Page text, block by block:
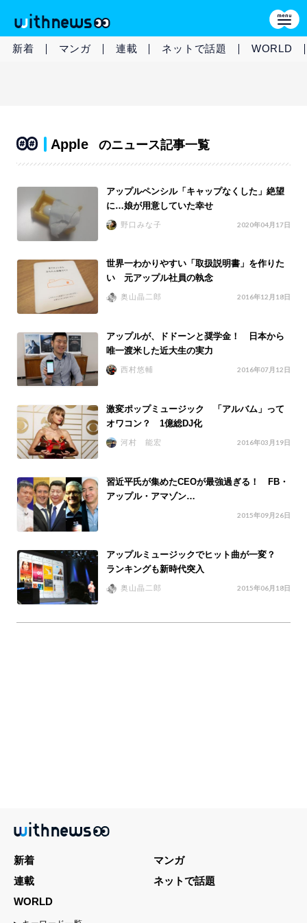
新着 マンガ 連載 ネットで話題 WORLD
Apple のニュース記事一覧
アップルペンシル「キャップなくした」絶望
に…娘が用意していた幸せ
野口みな子 2020年04月17日
世界一わかりやすい「取扱説明書」を作りた
い 元アップル社員の執念
奥山晶二郎 2016年12月18日
アップルが、ドドーンと奨学金！ 日本から
唯一渡米した近大生の実力
西村悠輔 2016年07月12日
激変ポップミュージック 「アルバム」って
オワコン？ 1億総DJ化
河村 能宏 2016年03月19日
習近平氏が集めたCEOが最強過ぎる！ FB・
アップル・アマゾン…
2015年09月26日
アップルミュージックでヒット曲が一変？
ランキングも新時代突入
奥山晶二郎 2015年06月18日
新着
マンガ
連載
ネットで話題
WORLD